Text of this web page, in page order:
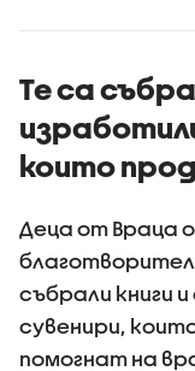
Те са
които
Деца от Враца
събрали книги
сувенири,
помогнат на